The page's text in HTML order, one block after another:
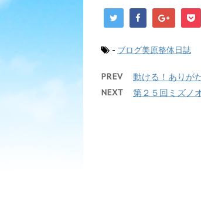
- ブログ美原整体日誌
PREV 動ける！ありが
NEXT 第２５回ミズノ